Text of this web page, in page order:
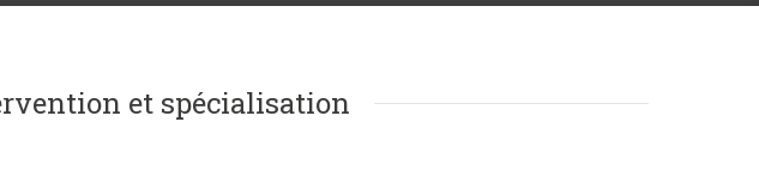
et spécialisation